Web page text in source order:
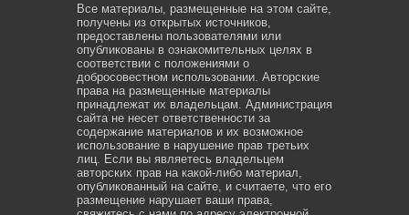
Все материалы, размещенные на этом сайте,
получены из открытых источников,
предоставлены пользователями или
опубликованы в ознакомительных целях в
соответствии с положениями о
добросовестном использовании. Авторские
права на размещенные материалы
принадлежат их владельцам. Администрация
сайта не несет ответственности за
содержание материалов и их возможное
использование в нарушение прав третьих
лиц. Если вы являетесь владельцем
авторских прав на какой-либо материал,
опубликованный на сайте, и считаете, что его
размещение нарушает ваши права,